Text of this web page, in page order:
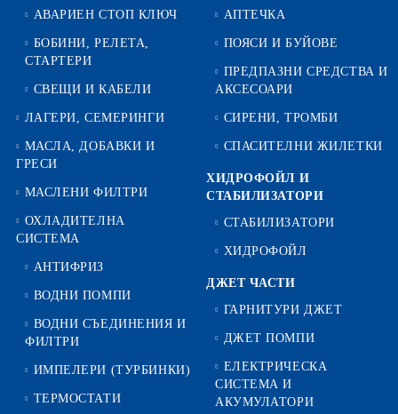
АВАРИЕН СТОП КЛЮЧ
БОБИНИ, РЕЛЕТА,
СТАРТЕРИ
СВЕЩИ И КАБЕЛИ
ЛАГЕРИ, СЕМЕРИНГИ
МАСЛА, ДОБАВКИ И
ГРЕСИ
МАСЛЕНИ ФИЛТРИ
ОХЛАДИТЕЛНА
СИСТЕМА
АНТИФРИЗ
ВОДНИ ПОМПИ
ВОДНИ СЪЕДИНЕНИЯ И
ФИЛТРИ
ИМПЕЛЕРИ (ТУРБИНКИ)
ТЕРМОСТАТИ
АПТЕЧКА
ПОЯСИ И БУЙОВЕ
ПРЕДПАЗНИ СРЕДСТВА И
АКСЕСОАРИ
СИРЕНИ, ТРОМБИ
СПАСИТЕЛНИ ЖИЛЕТКИ
ХИДРОФОЙЛ И
СТАБИЛИЗАТОРИ
СТАБИЛИЗАТОРИ
ХИДРОФОЙЛ
ДЖЕТ ЧАСТИ
ГАРНИТУРИ ДЖЕТ
ДЖЕТ ПОМПИ
ЕЛЕКТРИЧЕСКА
СИСТЕМА И
АКУМУЛАТОРИ